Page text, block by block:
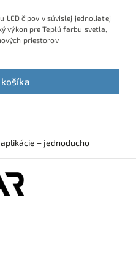
košíka
LED čipov v súvislej jednoliatej
výkon pre Teplú farbu svetla,
priestorov
– jednoducho